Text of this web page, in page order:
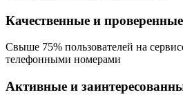
Качественные и
Свыше 75% пользователей на
телефонными номерами
Активные и